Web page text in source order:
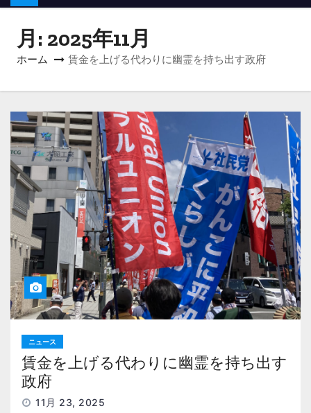
月: 2025年11月
ホーム 賃金を上げる代わりに幽霊を持ち出す政府
ニュース
賃金を上げる代わりに幽霊を持ち出す
政府
11月 23, 2025